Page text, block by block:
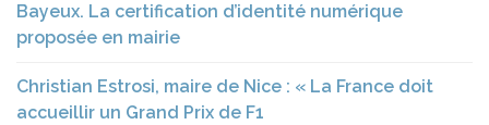
Bayeux. La certification d’identité numérique
proposée en mairie
Christian Estrosi, maire de Nice : « La France doit
accueillir un Grand Prix de F1